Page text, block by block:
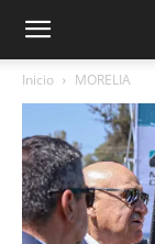
Inicio MORELIA